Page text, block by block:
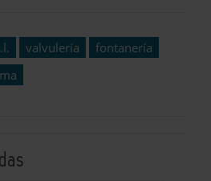
valvulería
fontanería